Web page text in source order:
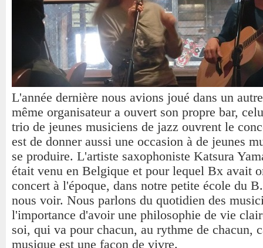
L'année dernière nous avions joué dans un
même organisateur a ouvert son propre bar,
trio de jeunes musiciens de jazz ouvrent le
est de donner aussi une occasion à de jeunes
se produire. L'artiste saxophoniste Katsura
était venu en Belgique et pour lequel Bx avait
concert à l'époque, dans notre petite école du
nous voir. Nous parlons du quotidien des
l'importance d'avoir une philosophie de vie
soi, qui va pour chacun, au rythme de chacun,
musique est une façon de vivre.